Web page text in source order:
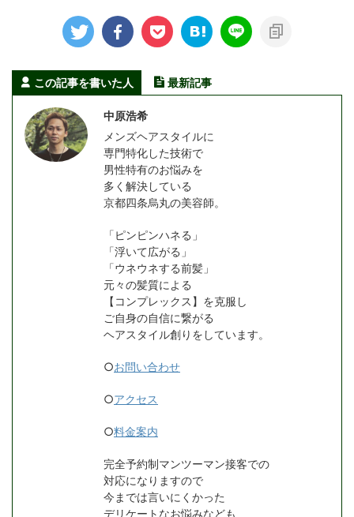
この記事を書いた人 最新記事
中原浩希
メンズヘアスタイルに
専門特化した技術で
男性特有のお悩みを
多く解決している
京都四条烏丸の美容師。
「ピンピンハネる」
「浮いて広がる」
「ウネウネする前髪」
元々の髪質による
【コンプレックス】を克服し
ご自身の自信に繋がる
ヘアスタイル創りをしています。
○お問い合わせ
○アクセス
○料金案内
完全予約制マンツーマン接客での
対応になりますので
今までは言いにくかった
デリケートなお悩みなども